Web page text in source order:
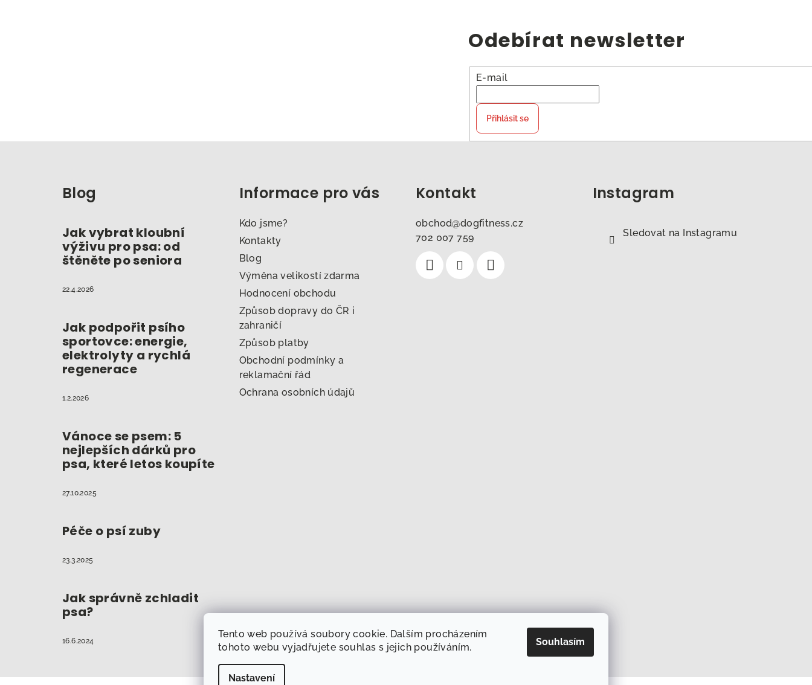
Tento web používá soubory cookie. Dalším procházením
tohoto webu vyjadřujete souhlas s jejich používáním.
Nastavení
Souhlasím
Odebírat newsletter
E-mail
Přihlásit se
Blog
Jak vybrat kloubní
výživu pro psa: od
štěněte po seniora
22.4.2026
Jak podpořit psího
sportovce: energie,
elektrolyty a rychlá
regenerace
1.2.2026
Vánoce se psem: 5
nejlepších dárků pro
psa, které letos koupíte
27.10.2025
Péče o psí zuby
23.3.2025
Jak správně zchladit
psa?
16.6.2024
Informace pro vás
Kdo jsme?
Kontakty
Blog
Výměna velikostí zdarma
Hodnocení obchodu
Způsob dopravy do ČR i
zahraničí
Způsob platby
Obchodní podmínky a
reklamační řád
Ochrana osobních údajů
Kontakt
obchod@dogfitness.cz
702 007 759
Instagram
Sledovat na Instagramu